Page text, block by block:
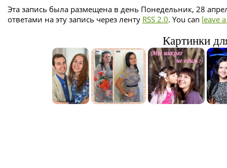
Эта запись была размещена в день Понедельник, 28
ответами на эту запись через ленту RSS 2.0. You can leave
Картинки